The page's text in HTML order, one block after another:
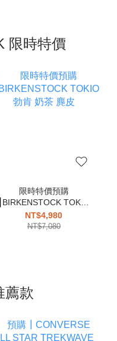
限時特價
限時特價預購
┃BIRKENSTOCK TOKIO
勃肯 奶茶 麂皮
NT$4,980
NT$7,080
薦款